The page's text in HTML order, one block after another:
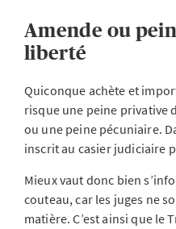
Amende ou
liberté
Quiconque achète et
risque une peine privative
ou une peine pécuniaire.
inscrit au casier judiciaire
Mieux vaut donc bien
couteau, car les juges ne
matière. C’est ainsi que le